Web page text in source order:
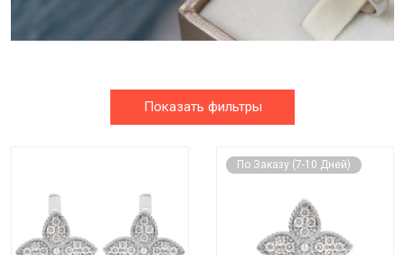
Показать фильтры
По Заказу (7-10 Дней)